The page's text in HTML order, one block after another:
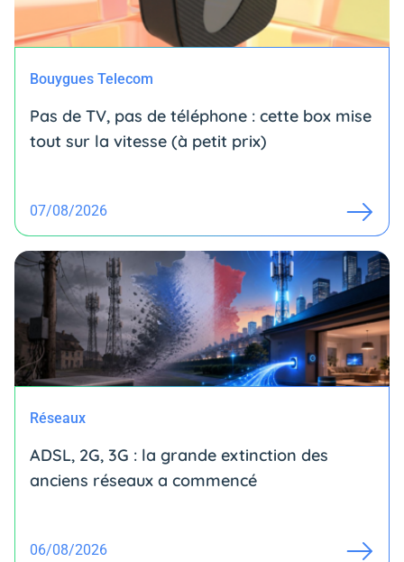
Bouygues Telecom
Pas de TV, pas de téléphone : cette box mise
tout sur la vitesse (à petit prix)
07/08/2026
Réseaux
ADSL, 2G, 3G : la grande extinction des
anciens réseaux a commencé
06/08/2026